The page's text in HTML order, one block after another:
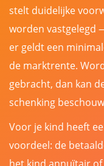
stelt duidelijke
worden vastgelegd
er geldt een
de marktrente.
gebracht, dan kan
schenking
Voor je kind heeft
voordeel: de